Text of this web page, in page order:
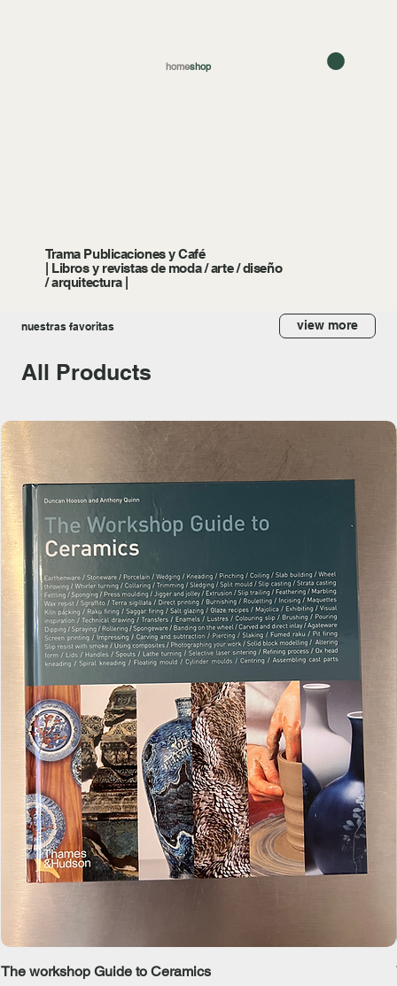
homeshop
Trama Publicaciones y Café
| Libros y revistas de moda / arte / diseño
/ arquitectura |
nuestras favoritas view more
All Products
The workshop Guide to Ceramics